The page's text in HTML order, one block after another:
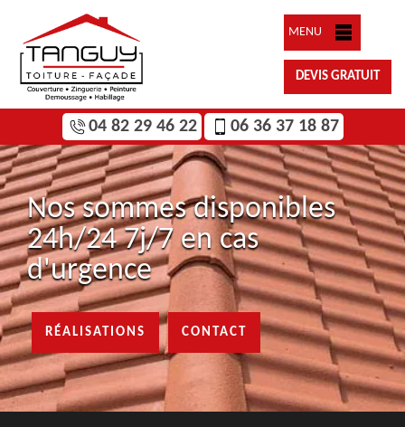
MENU
DEVIS GRATUIT
04 82 29 46 22 06 36 37 18 87
Nos sommes disponibles
24h/24 7j/7 en cas
d'urgence
RÉALISATIONS CONTACT